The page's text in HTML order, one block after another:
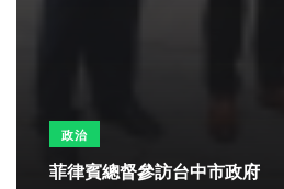
政治
菲律賓總督參訪台中市政府